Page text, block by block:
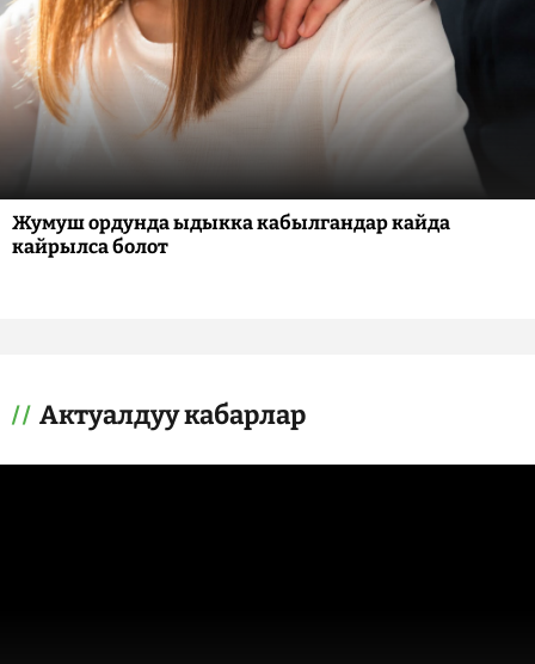
Жумуш ордунда ыдыкка кабылгандар кайда
кайрылса болот
Актуалдуу кабарлар